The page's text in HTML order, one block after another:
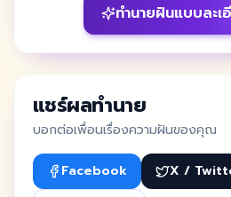
ทำนายฝันแบบละ
แชร์ผลทำนาย
บอกต่อเพื่อนเรื่องความฝันของคุณ
Facebook X /